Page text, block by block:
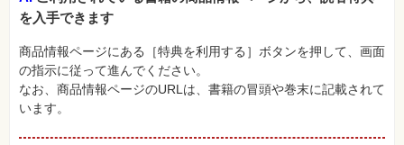
ネ
ス・
み
物
カ
メ
写
を入手できます
商品情報ページにある［特典を利用する］ボタンを押して、画面
の指示に従って進んでください。
なお、商品情報ページのURLは、書籍の冒頭や巻末に記載されて
います。